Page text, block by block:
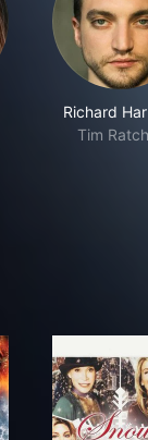
Richard
Tim